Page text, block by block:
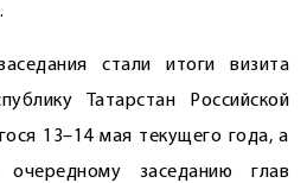
стали итоги визита
Татарстан Российской
13–14 мая текущего года, а
заседанию глав